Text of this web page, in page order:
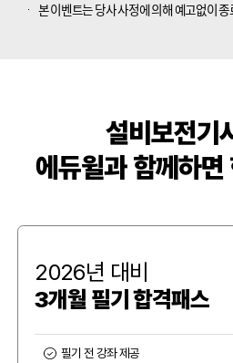
본 이벤트는 당사 사정에 의해 예고없이
설비보전기
에듀윌과 함께하면
2026년 대비
3개월 필기 합격패스
필기 전 강좌 제공